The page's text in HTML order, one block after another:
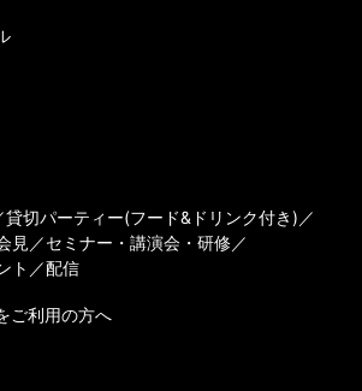
貸切パーティー(フード&ドリンク付き)
見
セミナー・講演会・研修
ト
配信
ご利用の方へ